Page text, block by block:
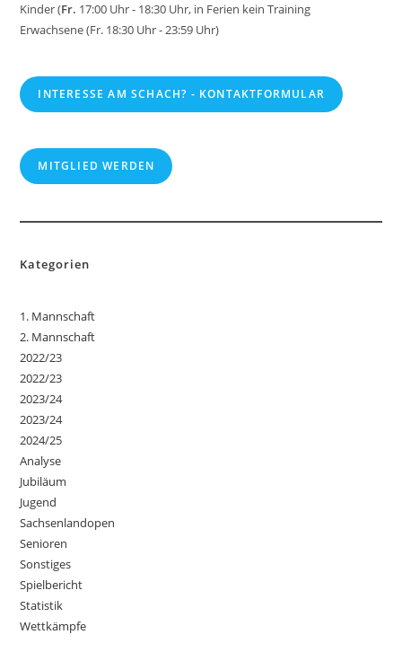
Kinder (Fr. 17:00 Uhr - 18:30 Uhr, in Ferien kein Training
Erwachsene (Fr. 18:30 Uhr - 23:59 Uhr)
INTERESSE AM SCHACH? - KONTAKTFORMULAR
MITGLIED WERDEN
Kategorien
1. Mannschaft
2. Mannschaft
2022/23
2022/23
2023/24
2023/24
2024/25
Analyse
Jubiläum
Jugend
Sachsenlandopen
Senioren
Sonstiges
Spielbericht
Statistik
Wettkämpfe